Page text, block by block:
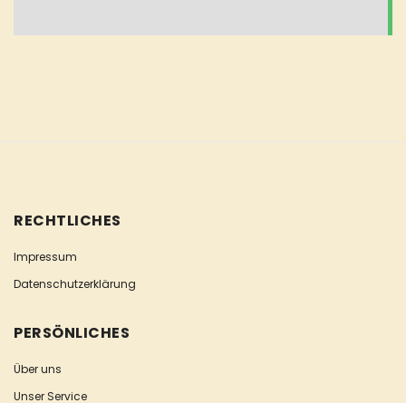
RECHTLICHES
Impressum
Datenschutzerklärung
PERSÖNLICHES
Über uns
Unser Service